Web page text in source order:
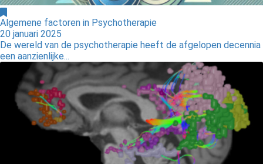
Algemene factoren in Psychotherapie
20 januari 2025
De wereld van de psychotherapie heeft de afgelopen decennia
een aanzienlijke...